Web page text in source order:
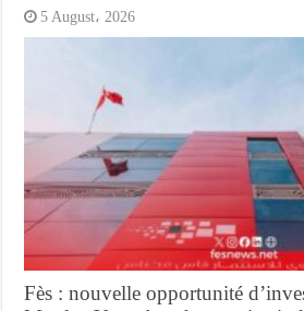
5 August، 2026
Fès : nouvelle opportunité